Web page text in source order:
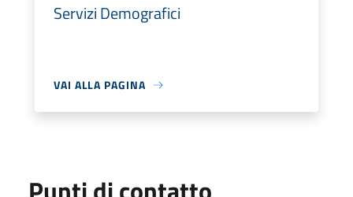
Servizi Demografici
VAI ALLA PAGINA